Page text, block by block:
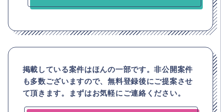
掲載している案件はほんの一部です。非公開案件
も多数ございますので、無料登録後にご提案させ
て頂きます。まずはお気軽にご連絡ください。